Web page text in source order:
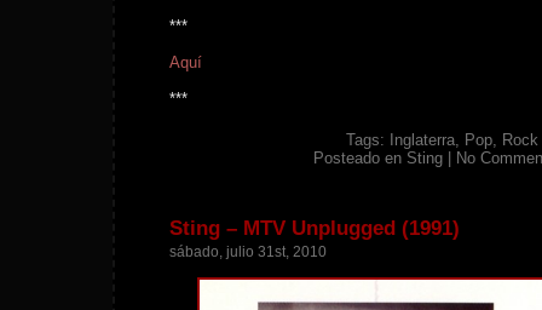
***
Aquí
***
Tags: Inglaterra, Pop, Rock
Posteado en Sting No
Sting – MTV Unplugged (1991)
sábado, julio 31st, 2010